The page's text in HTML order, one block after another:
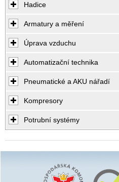
Hadice
Armatury a měření
Úprava vzduchu
Automatizační technika
Pneumatické a AKU nářadí
Kompresory
Potrubní systémy